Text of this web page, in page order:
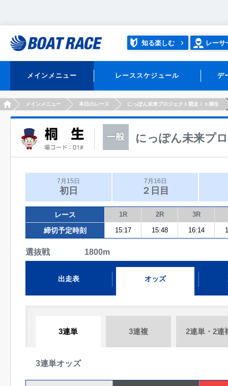
知る楽しむ レーサ
メインメニュー レーススケジュール デ
HOMEメインメニュー 本日のレース にっぽん未来プロジェクト競走ｉｎ桐生
にっぽん未来プ
7月15日
初日
7月16日
２日目
レース 1R 2R 3R
締切予定時刻 15:17 15:48 16:14
選抜戦 1800m
出走表 オッズ
3連単 3連複 2連単・2連
3連単オッズ